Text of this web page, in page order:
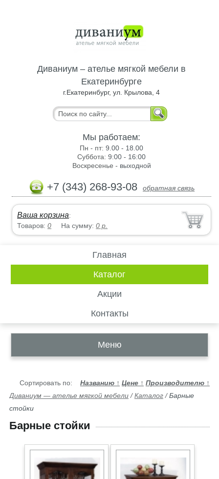
Диваниум – ателье мягкой мебели в
Екатеринбурге
г.Екатеринбург, ул. Крылова, 4
Мы работаем:
Пн - пт:9.00 - 18.00
Суббота:9:00 - 16:00
Воскресенье - выходной
+7 (343) 268-93-08 обратная связь
Ваша корзина:
Товаров:0 На сумму:0 р.
Главная
Каталог
Акции
Контакты
Меню
Сортировать по: Названию ↑ Цене ↑ Производителю ↑
Диваниум — ателье мягкой мебели /Каталог /Барные
стойки
Барные стойки